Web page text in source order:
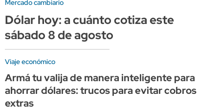
Mercado cambiario
Dólar hoy: a cuánto cotiza este
sábado 8 de agosto
Viaje económico
Armá tu valija de manera inteligente para
ahorrar dólares: trucos para evitar cobros
extras